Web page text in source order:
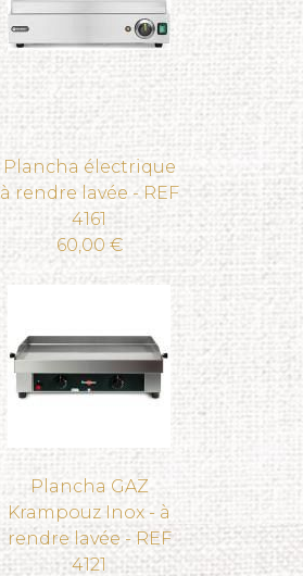
Plancha électrique
à rendre lavée - REF
4161
60,00 €
Plancha GAZ
Krampouz Inox - à
rendre lavée - REF
4121